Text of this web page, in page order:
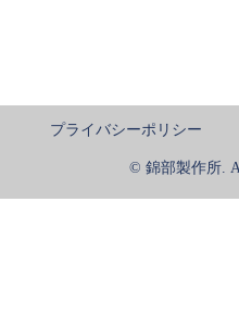
プライバシーポリシー
© 錦部製作所.